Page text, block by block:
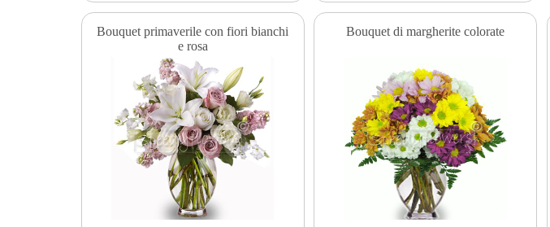
Bouquet primaverile con fiori bianchi
e rosa
Bouquet di margherite colorate